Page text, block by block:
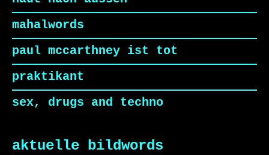
mahalwords
paul mccarthney ist tot
praktikant
sex, drugs and techno
aktuelle bildwords